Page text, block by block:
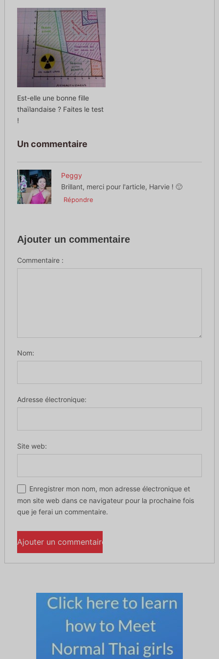
Est-elle une bonne fille
thaïlandaise ? Faites le test
!
Un commentaire
Peggy
Brillant, merci pour l'article, Harvie ! 🙂
Répondre
Ajouter un commentaire
Commentaire :
Nom:
Adresse électronique:
Site web:
Enregistrer mon nom, mon adresse électronique et
mon site web dans ce navigateur pour la prochaine fois
que je ferai un commentaire.